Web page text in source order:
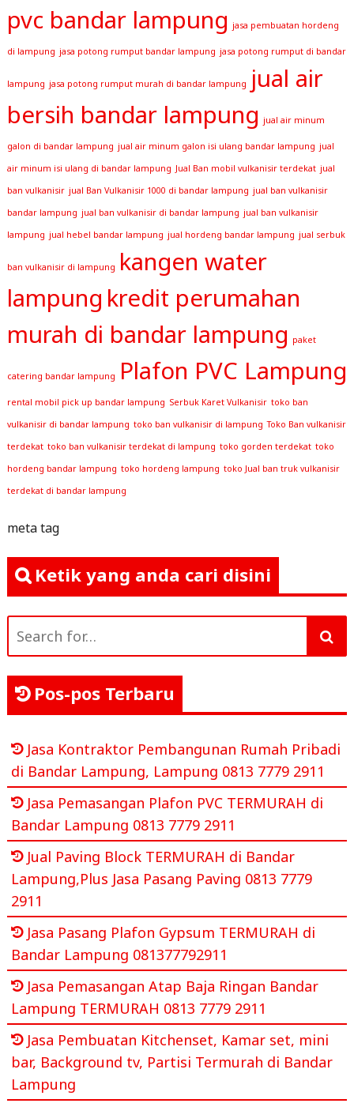
pvc bandar lampung jasa pembuatan hordeng
di lampung jasa potong rumput bandar lampung jasa potong rumput di bandar
lampung jasa potong rumput murah di bandar lampung
jual air
bersih bandar lampung jual air minum
galon di bandar lampung jual air minum galon isi ulang bandar lampung jual
air minum isi ulang di bandar lampung Jual Ban mobil vulkanisir terdekat jual
ban vulkanisir jual Ban Vulkanisir 1000 di bandar lampung jual ban vulkanisir
bandar lampung jual ban vulkanisir di bandar lampung jual ban vulkanisir
lampung jual hebel bandar lampung jual hordeng bandar lampung jual serbuk
ban vulkanisir di lampung kangen water
lampung kredit perumahan
murah di bandar lampung paket
catering bandar lampung Plafon PVC Lampung
rental mobil pick up bandar lampung Serbuk Karet Vulkanisir toko ban
vulkanisir di bandar lampung toko ban vulkanisir di lampung Toko Ban vulkanisir
terdekat toko ban vulkanisir terdekat di lampung toko gorden terdekat toko
hordeng bandar lampung toko hordeng lampung toko Jual ban truk vulkanisir
terdekat di bandar lampung
meta tag
Ketik yang anda cari disini
for:
Pos-pos Terbaru
Jasa Kontraktor Pembangunan Rumah Pribadi
di Bandar Lampung, Lampung 0813 7779 2911
Jasa Pemasangan Plafon PVC TERMURAH di
Bandar Lampung 0813 7779 2911
Jual Paving Block TERMURAH di Bandar
Lampung,Plus Jasa Pasang Paving 0813 7779
2911
Jasa Pasang Plafon Gypsum TERMURAH di
Bandar Lampung 081377792911
Jasa Pemasangan Atap Baja Ringan Bandar
Lampung TERMURAH 0813 7779 2911
Jasa Pembuatan Kitchenset, Kamar set, mini
bar, Background tv, Partisi Termurah di Bandar
Lampung